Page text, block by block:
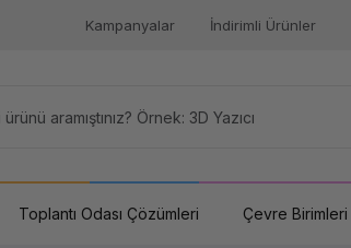
Kampanyalar İndirimli Ürünler
Toplantı Odası Çözümleri Çevre Birimleri